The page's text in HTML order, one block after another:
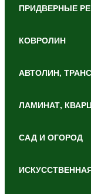
ПРИДВЕРНЫЕ
КОВРОЛИН
АВТОЛИН,
ЛАМИНАТ,
САД И ОГОРОД